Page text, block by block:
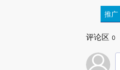
推广
评论区 0